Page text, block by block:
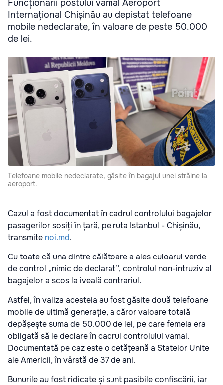
Funcționarii postului vamal Aeroport
Internațional Chișinău au depistat telefoane
mobile nedeclarate, în valoare de peste 50.000
de lei.
Telefoane mobile nedeclarate, găsite în bagajul unei străine la
aeroport.
Cazul a fost documentat în cadrul controlului bagajelor
pasagerilor sosiți în țară, pe ruta Istanbul - Chișinău,
transmite noi.md.
Cu toate că una dintre călătoare a ales culoarul verde
de control „nimic de declarat”, controlul non-intruziv al
bagajelor a scos la iveală contrariul.
Astfel, în valiza acesteia au fost găsite două telefoane
mobile de ultimă generație, a căror valoare totală
depășește suma de 50.000 de lei, pe care femeia era
obligată să le declare în cadrul controlului vamal.
Documentată pe caz este o cetățeană a Statelor Unite
ale Americii, în vârstă de 37 de ani.
Bunurile au fost ridicate și sunt pasibile confiscării, iar